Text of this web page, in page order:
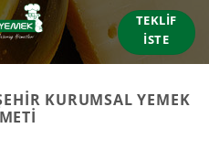
TEKLIF
İSTE
KURUMSAL YEMEK